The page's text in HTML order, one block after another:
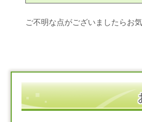
ご不明な点がございましたらお